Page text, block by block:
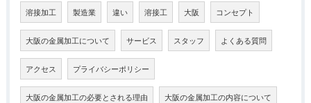
溶接加工 製造業 違い 溶接工 大阪 コンセプト
大阪の金属加工について サービス スタッフ よくある質問
アクセス プライバシーポリシー
大阪の金属加工の必要とされる理由 大阪の金属加工の内容について